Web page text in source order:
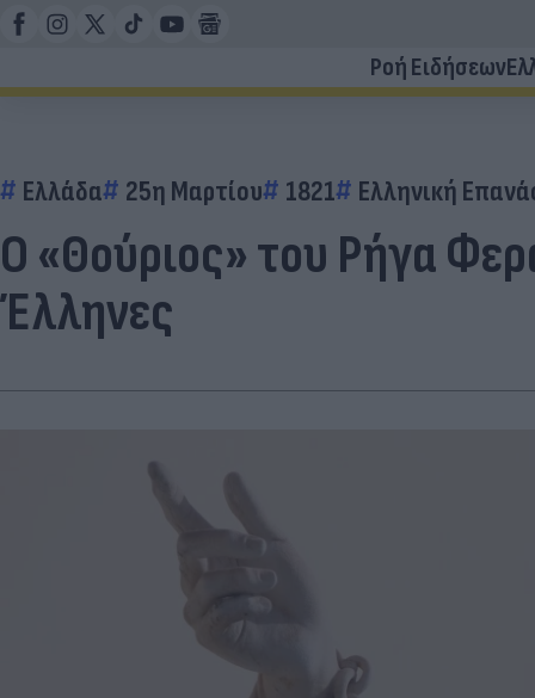
Ροή Ειδήσεων
Ελλάδα 25η Μαρτίου 1821 Ελληνική
Ο «Θούριος» του Ρήγα
Έλληνες